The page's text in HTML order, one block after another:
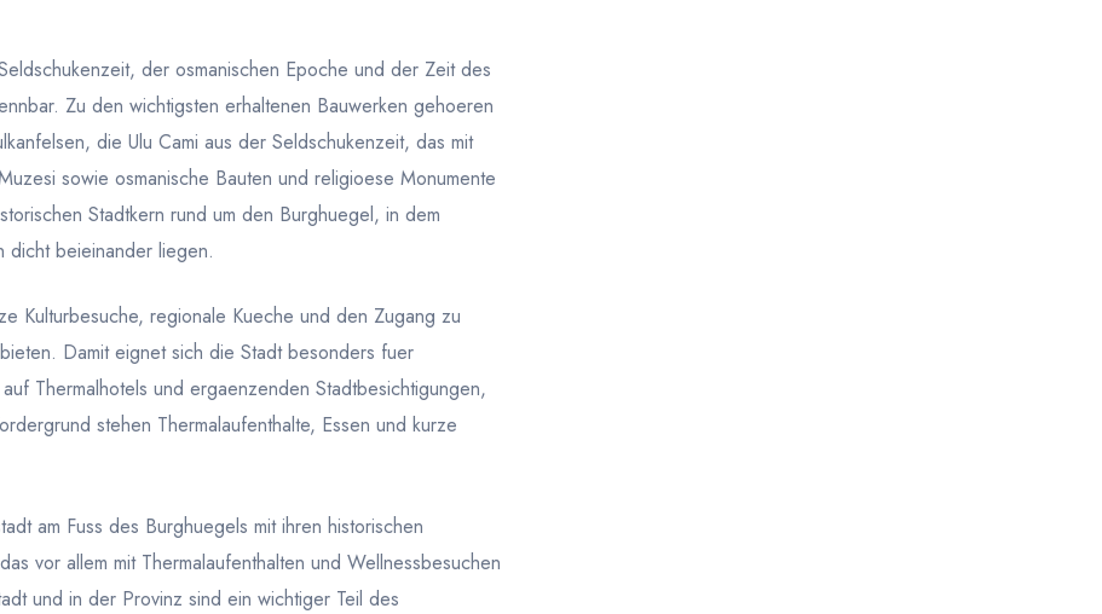
der osmanischen Epoche und der Zeit des
Zu den wichtigsten erhaltenen Bauwerken gehoeren
die Ulu Cami aus der Seldschukenzeit, das mit
sowie osmanische Bauten und religioese Monumente
Stadtkern rund um den Burghuegel, in dem
dicht beieinander liegen.
Kulturbesuche, regionale Kueche und den Zugang zu
Damit eignet sich die Stadt besonders fuer
Thermalhotels und ergaenzenden Stadtbesichtigungen,
stehen Thermalaufenthalte, Essen und kurze
am Fuss des Burghuegels mit ihren historischen
vor allem mit Thermalaufenthalten und Wellnessbesuchen
und in der Provinz sind ein wichtiger Teil des